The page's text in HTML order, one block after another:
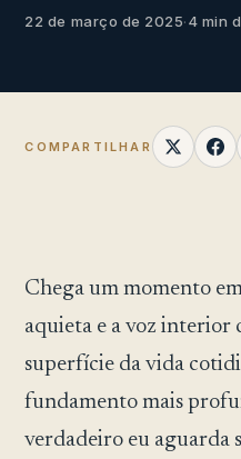
22 de março de 2025·4 min
COMPARTILHAR
Chega um momento
aquieta e a voz interior
superfície da vida
fundamento mais
verdadeiro eu aguarda